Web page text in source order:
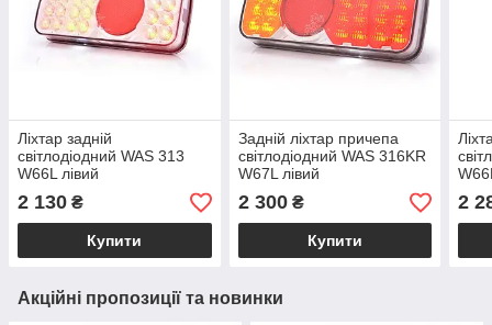
Ліхтар задній
світлодіодний WAS 313
W66L лівий
2 130 ₴
Купити
Задній ліхтар причепа
світлодіодний WAS 316KR
W67L лівий
2 300₴
Купити
2
Акційні пропозиції та новинки